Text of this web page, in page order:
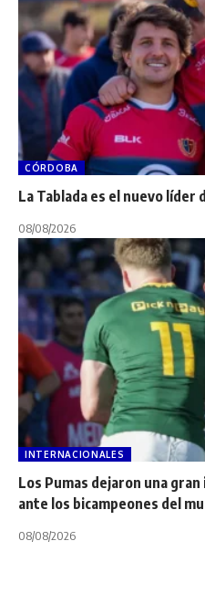
CÓRDOBA
La Tablada es el nuevo líder
08/08/2026
INTERNACIONALES
Los Pumas dejaron una
ante los bicampeones del
08/08/2026